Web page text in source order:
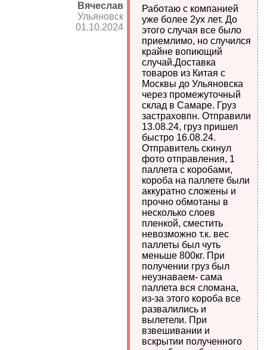
Вячеслав
Ульяновск
01.10.2024
Работаю с компанией
уже более 2ух лет. До
этого случая все было
приемлимо, но случился
крайне вопиющий
случай.Доставка
товаров из Китая с
Москвы до Ульяновска
через промежуточный
склад в Самаре. Груз
застраховпн. Отправили
13.08.24, груз пришел
быстро 16.08.24.
Отправитель скинул
фото отправления, 1
паллета с коробами,
короба на паллете были
аккуратно сложены и
прочно обмотаны в
несколько слоев
пленкой, сместить
невозможно т.к. вес
паллеты был чуть
меньше 800кг. При
получении груз был
неузнаваем- сама
паллета вся сломана,
из-за этого короба все
развалились и
вылетели. При
взвешивании и
вскрытии полученного